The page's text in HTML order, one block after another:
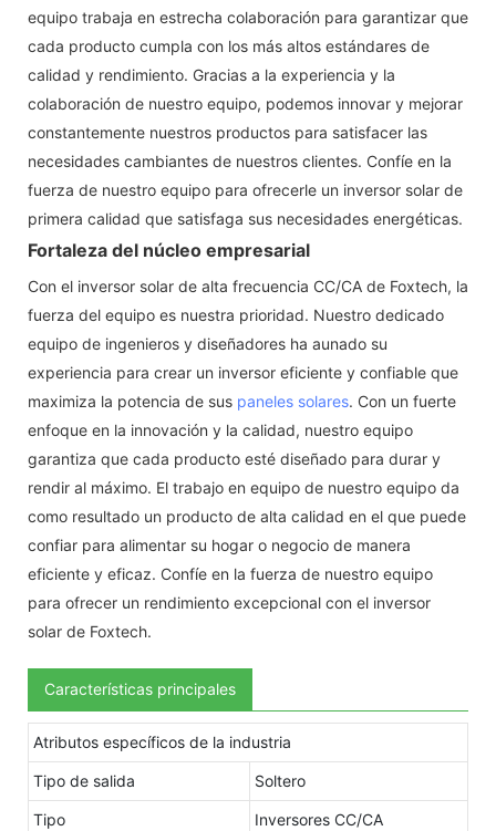
equipo trabaja en estrecha colaboración para garantizar que
cada producto cumpla con los más altos estándares de
calidad y rendimiento. Gracias a la experiencia y la
colaboración de nuestro equipo, podemos innovar y mejorar
constantemente nuestros productos para satisfacer las
necesidades cambiantes de nuestros clientes. Confíe en la
fuerza de nuestro equipo para ofrecerle un inversor solar de
primera calidad que satisfaga sus necesidades energéticas.
Fortaleza del núcleo empresarial
Con el inversor solar de alta frecuencia CC/CA de Foxtech, la
fuerza del equipo es nuestra prioridad. Nuestro dedicado
equipo de ingenieros y diseñadores ha aunado su
experiencia para crear un inversor eficiente y confiable que
maximiza la potencia de sus paneles solares. Con un fuerte
enfoque en la innovación y la calidad, nuestro equipo
garantiza que cada producto esté diseñado para durar y
rendir al máximo. El trabajo en equipo de nuestro equipo da
como resultado un producto de alta calidad en el que puede
confiar para alimentar su hogar o negocio de manera
eficiente y eficaz. Confíe en la fuerza de nuestro equipo
para ofrecer un rendimiento excepcional con el inversor
solar de Foxtech.
Características principales
Atributos específicos de la industria
Tipo de salida Soltero
Tipo Inversores CC/CA